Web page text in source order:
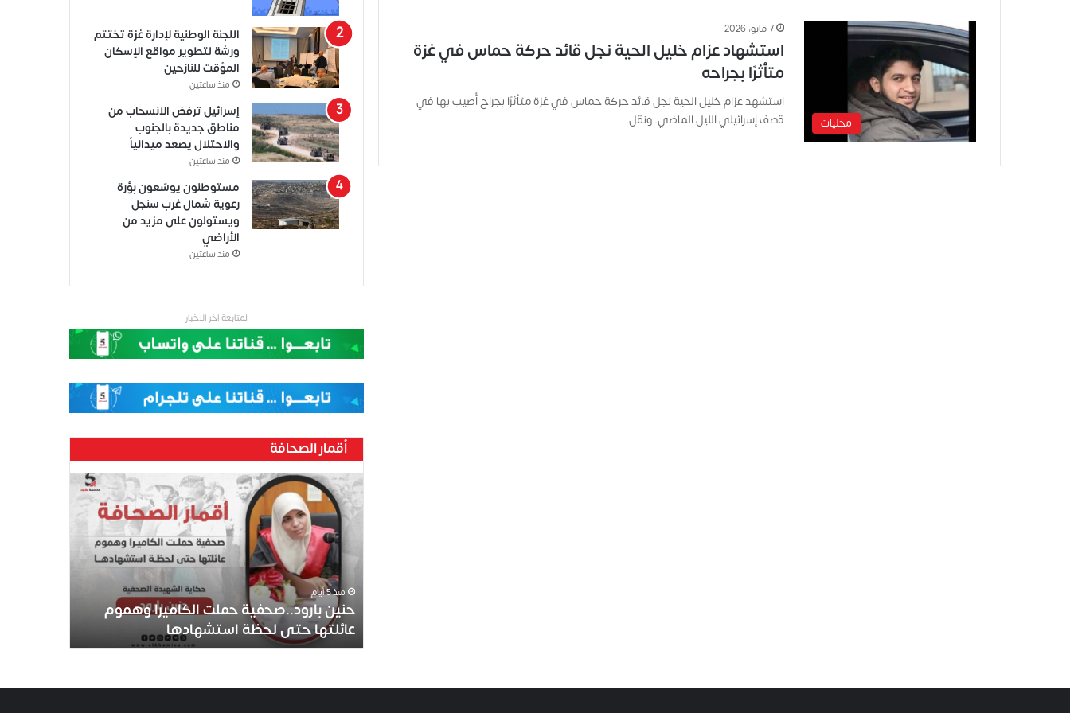
محليات
7 مايو، 2026
استشهاد عزام خليل الحية نجل قائد حركة حماس في غزة
متأثرًا بجراحه
استشهد عزام خليل الحية نجل قائد حركة حماس في غزة متأثرًا بجراح أُصيب بها في
قصف إسرائيلي الليل الماضي. ونقل…
اللجنة الوطنية لإدارة غزة تختتم
ورشة لتطوير مواقع الإسكان
المؤقت للنازحين
منذ ساعتين
إسرائيل ترفض الانسحاب من
مناطق جديدة بالجنوب
والاحتلال يصعد ميدانياً
منذ ساعتين
مستوطنون يوسّعون بؤرة
رعوية شمال غرب سنجل
ويستولون على مزيد من
الأراضي
منذ ساعتين
لمتابعة اخر الاخبار
أقمار الصحافة
ح
ن
.
منذ 5 أيام
حنين بارود..صحفية حملت الكاميرا وهموم
عائلتها حتى لحظة استشهادها